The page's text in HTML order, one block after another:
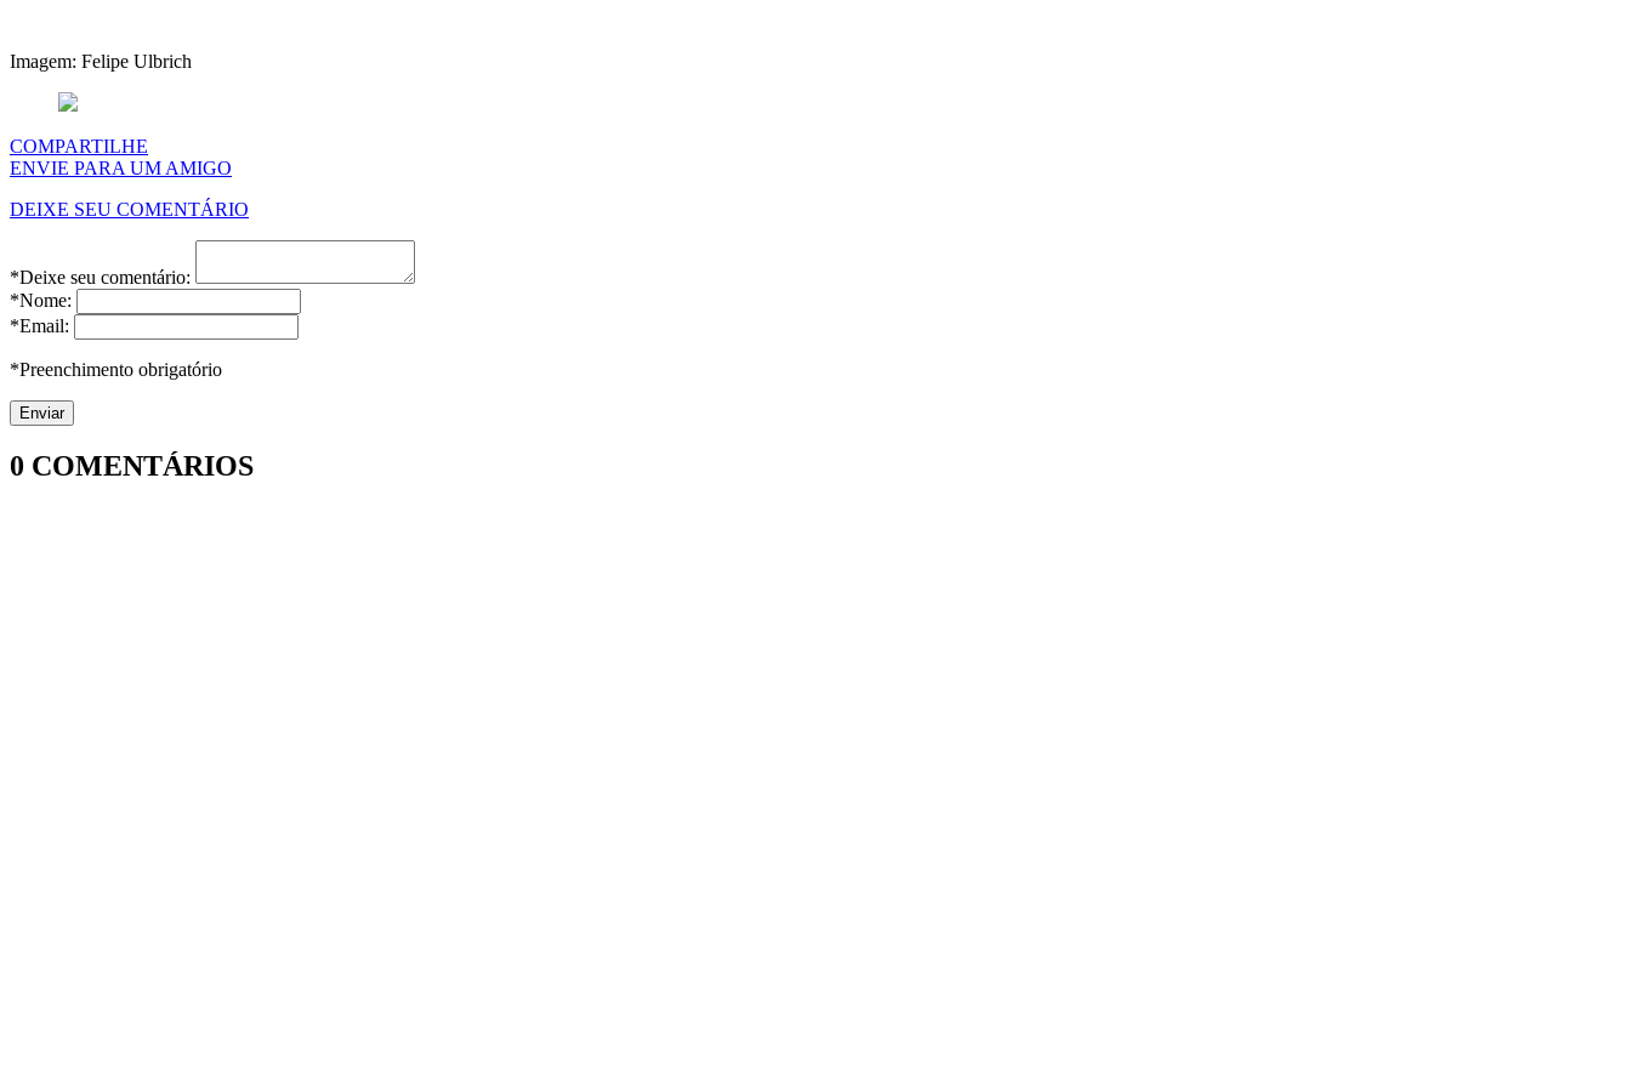
Imagem: Felipe Ulbrich
COMPARTILHE
ENVIE PARA UM AMIGO
DEIXE SEU COMENTÁRIO
*Deixe seu comentário:
*Nome:
*Email:
*Preenchimento obrigatório
0 COMENTÁRIOS